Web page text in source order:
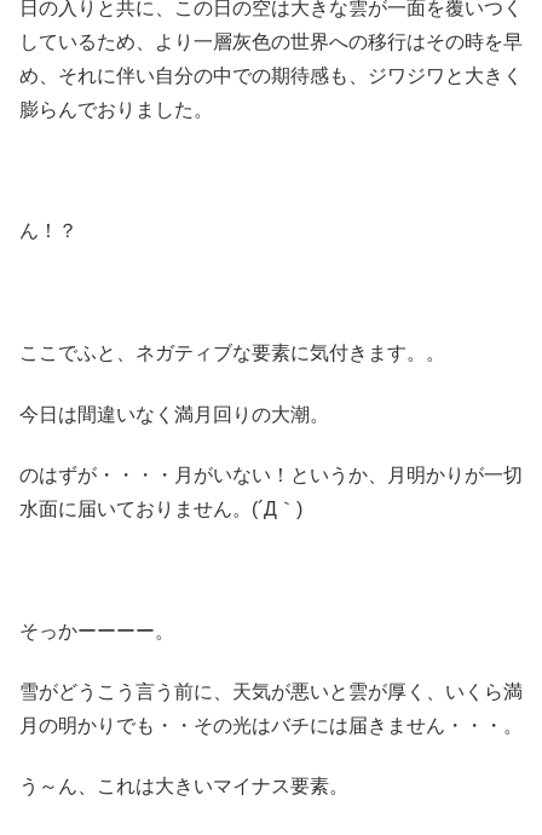
日の入りと共に、この日の空は大きな雲が一面を覆いつく
しているため、より一層灰色の世界への移行はその時を早
め、それに伴い自分の中での期待感も、ジワジワと大きく
膨らんでおりました。
ん！？
ここでふと、ネガティブな要素に気付きます。。
今日は間違いなく満月回りの大潮。
のはずが・・・・月がいない！というか、月明かりが一切
水面に届いておりません。(´Д｀)
そっかーーーー。
雪がどうこう言う前に、天気が悪いと雲が厚く、いくら満
月の明かりでも・・その光はバチには届きません・・・。
う～ん、これは大きいマイナス要素。